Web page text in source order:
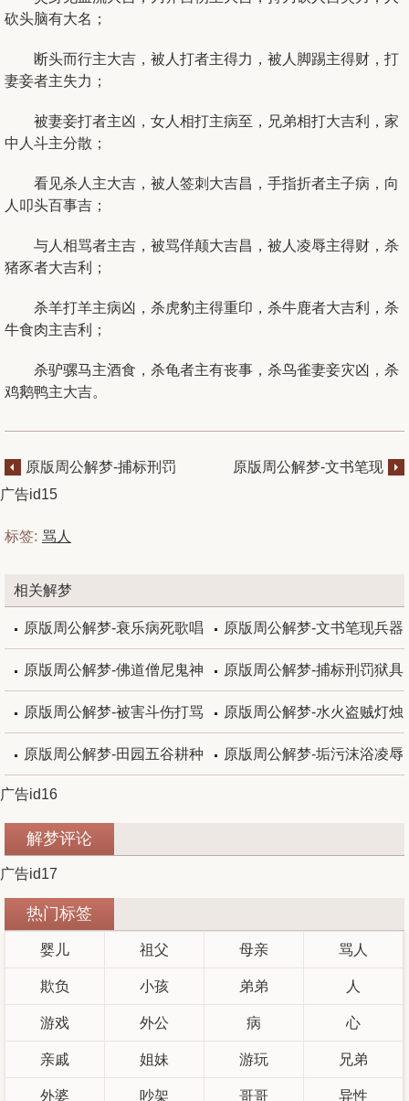
砍头脑有大名；
断头而行主大吉，被人打者主得力，被人脚踢主得财，打
妻妾者主失力；
被妻妾打者主凶，女人相打主病至，兄弟相打大吉利，家
中人斗主分散；
看见杀人主大吉，被人签刺大吉昌，手指折者主子病，向
人叩头百事吉；
与人相骂者主吉，被骂佯颠大吉昌，被人凌辱主得财，杀
猪豕者大吉利；
杀羊打羊主病凶，杀虎豹主得重印，杀牛鹿者大吉利，杀
牛食肉主吉利；
杀驴骡马主酒食，杀龟者主有丧事，杀鸟雀妻妾灾凶，杀
鸡鹅鸭主大吉。
原版周公解梦-捕标刑罚
原版周公解梦-文书笔现
广告id15
标签: 骂人
相关解梦
原版周公解梦-衰乐病死歌唱 原版周公解梦-文书笔现兵器
原版周公解梦-佛道僧尼鬼神 原版周公解梦-捕标刑罚狱具
原版周公解梦-被害斗伤打骂 原版周公解梦-水火盗贼灯烛
原版周公解梦-田园五谷耕种 原版周公解梦-垢污沫浴凌辱
广告id16
解梦评论
广告id17
热门标签
婴儿 祖父 母亲 骂人
欺负 小孩 弟弟 人
游戏 外公 病 心
亲戚 姐妹 游玩 兄弟
外婆 吵架 哥哥 异性